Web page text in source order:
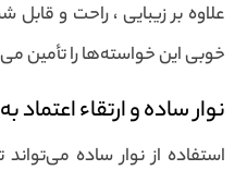
علاوه بر زیبایی ، راحت و
خوبی این خواسته‌ها را تأمین
نوار ساده و ارتقاء
استفاده از نوار ساده می‌تواند